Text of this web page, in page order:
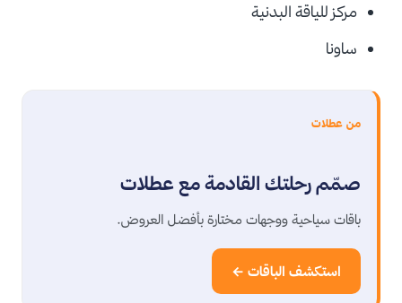
مركز للياقة البدنية
ساونا
من عطلات
صمّم رحلتك القادمة مع عطلات
باقات سياحية ووجهات مختارة بأفضل العروض.
استكشف الباقات ←